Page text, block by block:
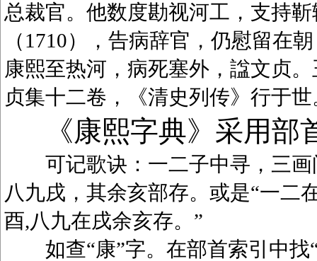
总裁官。他数度勘视河工，支持
（1710），告病辞官，仍慰留在
康熙至热河，病死塞外，諡文贞
贞集十二卷，《清史列传》行于世
《康熙字典》采用
可记歌诀：一二子中寻，三画
八九戌，其余亥部存。或是“一二
酉,八九在戌余亥存。”
如查“康”字。在部首索引中找“